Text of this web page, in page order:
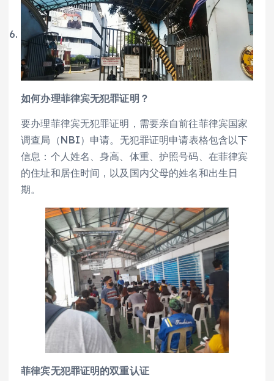
如何办理菲律宾无犯罪证明？
要办理菲律宾无犯罪证明，需要亲自前往菲律宾国家
调查局（NBI）申请。无犯罪证明申请表格包含以下
信息：个人姓名、身高、体重、护照号码、在菲律宾
的住址和居住时间，以及国内父母的姓名和出生日
期。
菲律宾无犯罪证明的双重认证